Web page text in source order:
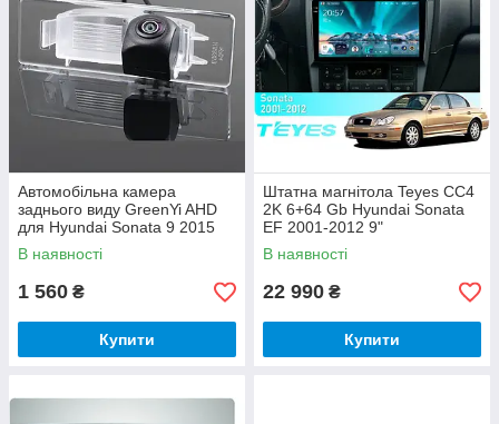
Автомобільна камера
заднього виду GreenYi AHD
для Hyundai Sonata 9 2015
В наявності
1 560 ₴
Купити
Штатна магнітола Teyes CC4
2K 6+64 Gb Hyundai Sonata
EF 2001-2012 9"
В наявності
22 990 ₴
Купити